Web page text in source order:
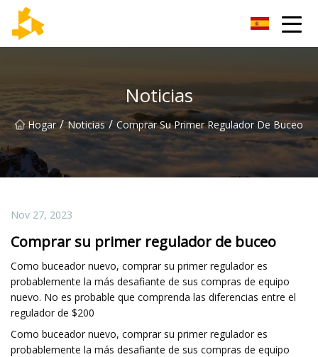
Noticias
Hogar / Noticias / Comprar Su Primer Regulador De Buceo
Nov 27, 2023
Comprar su primer regulador de buceo
Como buceador nuevo, comprar su primer regulador es
probablemente la más desafiante de sus compras de equipo
nuevo. No es probable que comprenda las diferencias entre el
regulador de $200
Como buceador nuevo, comprar su primer regulador es
probablemente la más desafiante de sus compras de equipo